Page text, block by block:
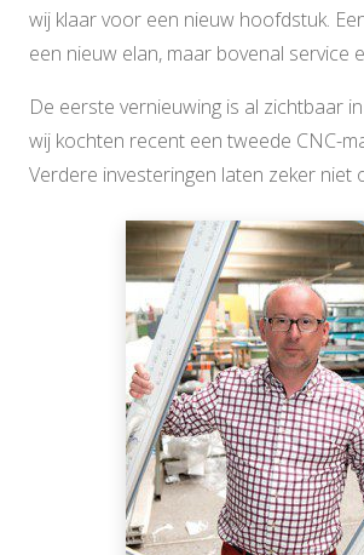
wij klaar voor een nieuw hoofdstuk.
een nieuw elan, maar bovenal service
De eerste vernieuwing is al zichtbaar
wij kochten recent een tweede CNC-
Verdere investeringen laten zeker niet